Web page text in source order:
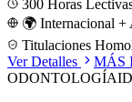
300 Horas
🌍 Internacional +
Titulaciones
Ver Detalles
MÁS
ODONTOLOGÍA